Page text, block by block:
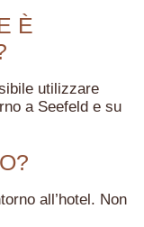
È
utilizzare
a Seefeld e su
all’hotel. Non